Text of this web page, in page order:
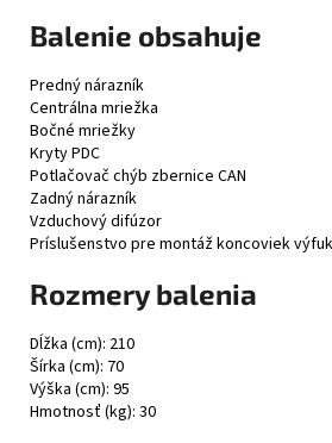
Balenie obsahuje
Predný nárazník
Centrálna mriežka
Bočné mriežky
Kryty PDC
Potlačovač chýb zbernice CAN
Zadný nárazník
Vzduchový difúzor
Príslušenstvo pre montáž koncoviek
Rozmery balenia
Dĺžka (cm): 210
Šírka (cm): 70
Výška (cm): 95
Hmotnosť (kg): 30